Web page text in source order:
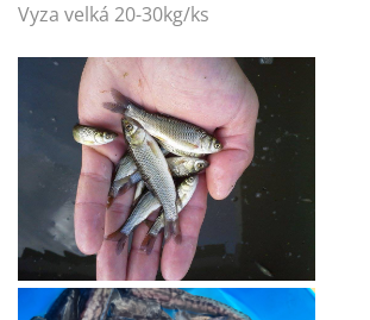
Vyza velká 20-30kg/ks